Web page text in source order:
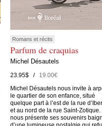
Romans et récits
Parfum de craquias
Michel Désautels
23.95$ /19.00€
Michel Désautels nous invite à
le quartier de son enfance, situé
quelque part à l’est de la rue
et au nord de la rue Saint-Zotique.
nous présente ses souvenirs